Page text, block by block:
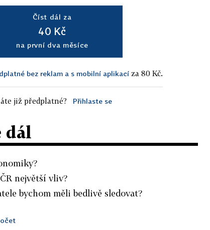
Číst dál za
40 Kč
na první dva měsíce
bez reklam a s mobilní aplikací za 80 Kč.
již předplatné? Přihlaste se
dál
největší vliv?
bychom měli bedlivě sledovat?